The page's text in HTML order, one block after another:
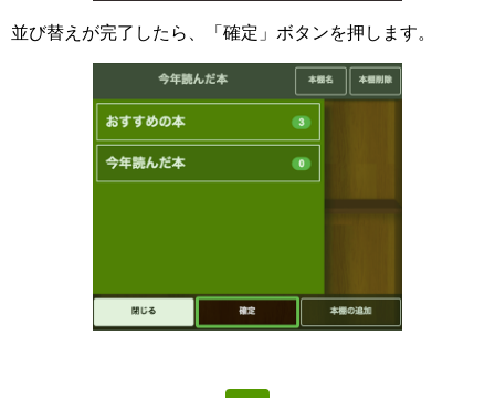
並び替えが完了したら、「確定」ボタンを押します。